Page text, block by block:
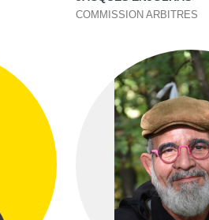
COMMISSION ARBITRES